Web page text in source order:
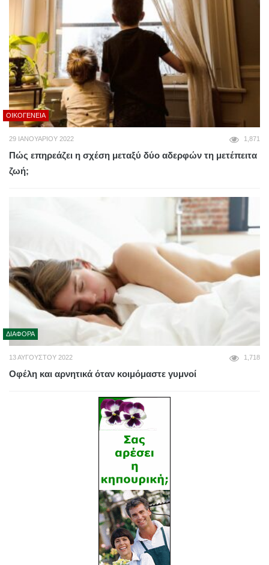
ΟΙΚΟΓΈΝΕΙΑ
29 ΙΑΝΟΥΑΡΊΟΥ 2022 1,871
Πώς επηρεάζει η σχέση μεταξύ δύο αδερφών τη μετέπειτα
ζωή;
ΔΙΆΦΟΡΑ
13 ΑΥΓΟΎΣΤΟΥ 2022 1,718
Οφέλη και αρνητικά όταν κοιμόμαστε γυμνοί